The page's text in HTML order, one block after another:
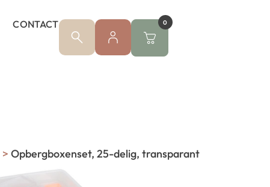
CONTACT 0
> Opbergboxenset, 25-delig, transparant